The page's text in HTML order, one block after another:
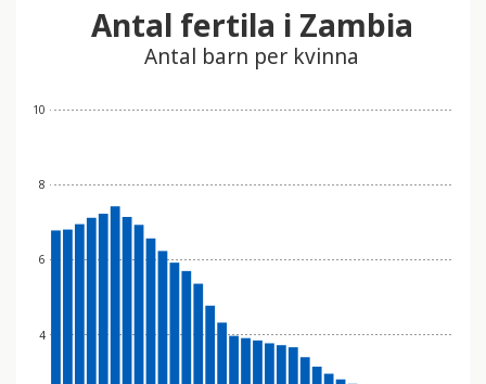
4
6
8
10
Antal fertila i Zambia
Antal barn per kvinna